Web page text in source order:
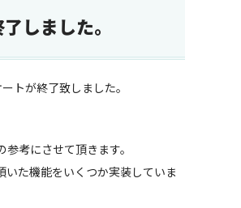
しました。
トが終了致しました。
考にさせて頂きます。
いた機能をいくつか実装していま